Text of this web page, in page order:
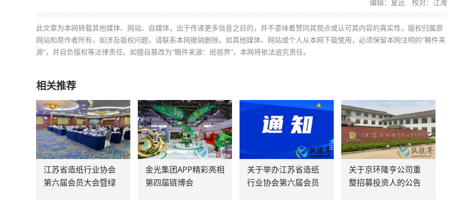
编辑：夏远 校对：江海
此文章为本网转载其他媒体、网站、自媒体，出于传递更多信息之目的，并不意味着赞同其观点或认可其内容的真实性，版权归属原
网站和原作者所有，如涉及版权问题，请联系本网撤销删除。如其他媒体、网站或个人从本网下载使用，必须保留本网注明的“稿件来
源”，并自负版权等法律责任。如擅自篡改为“稿件来源：纸视界”，本网将依法追究责任。
相关推荐
江苏省造纸行业协会
第六届会员大会暨绿
金光集团APP精彩亮相
第四届链博会
关于举办江苏省造纸
行业协会第六届会员
关于京环隆亨公司重
整招募投资人的公告